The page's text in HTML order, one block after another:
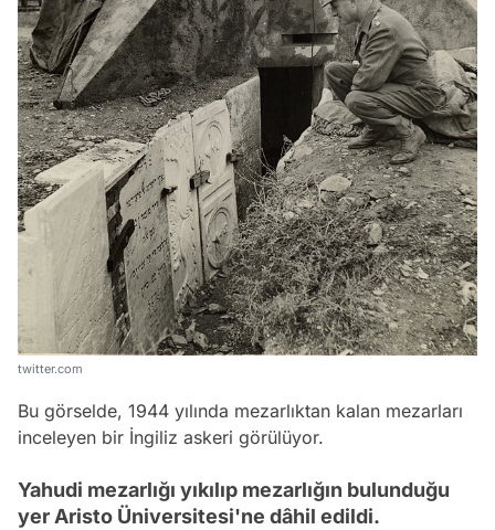
twitter.com
Bu görselde, 1944 yılında mezarlıktan kalan mezarları
inceleyen bir İngiliz askeri görülüyor.
Yahudi mezarlığı yıkılıp mezarlığın bulunduğu
yer Aristo Üniversitesi'ne dâhil edildi.